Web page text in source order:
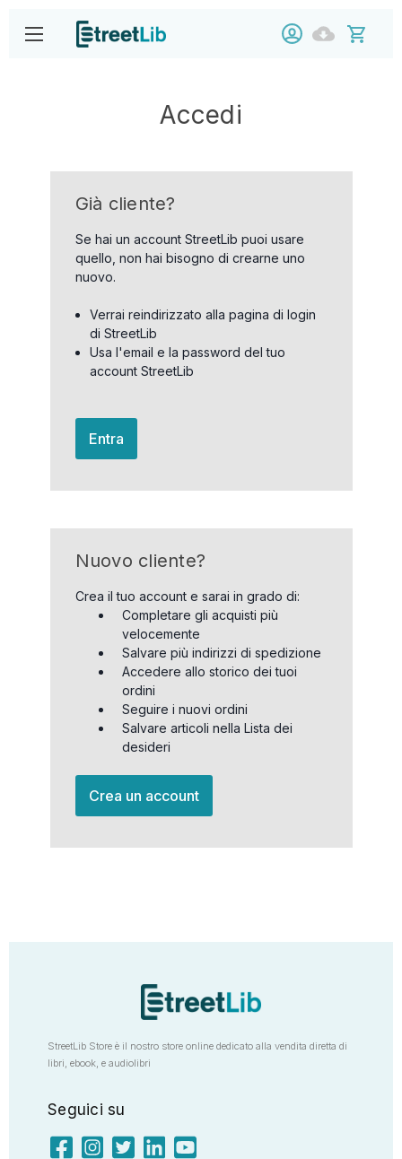
Accedi
Già cliente?
Se hai un account StreetLib puoi usare
quello, non hai bisogno di crearne uno
nuovo.
Verrai reindirizzato alla pagina di login
di StreetLib
Usa l'email e la password del tuo
account StreetLib
Entra
Nuovo cliente?
Crea il tuo account e sarai in grado di:
Completare gli acquisti più
velocemente
Salvare più indirizzi di spedizione
Accedere allo storico dei tuoi
ordini
Seguire i nuovi ordini
Salvare articoli nella Lista dei
desideri
Crea un account
StreetLib Store è il nostro store online dedicato alla vendita diretta di
libri, ebook, e audiolibri
Seguici su